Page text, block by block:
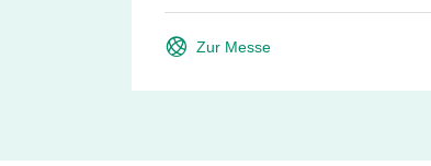
Zur Messe